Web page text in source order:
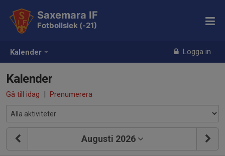
Kalender Logga in
Saxemara IF
Fotbollslek (-21)
Kalender
Gå till idag | Prenumerera
Augusti 2026